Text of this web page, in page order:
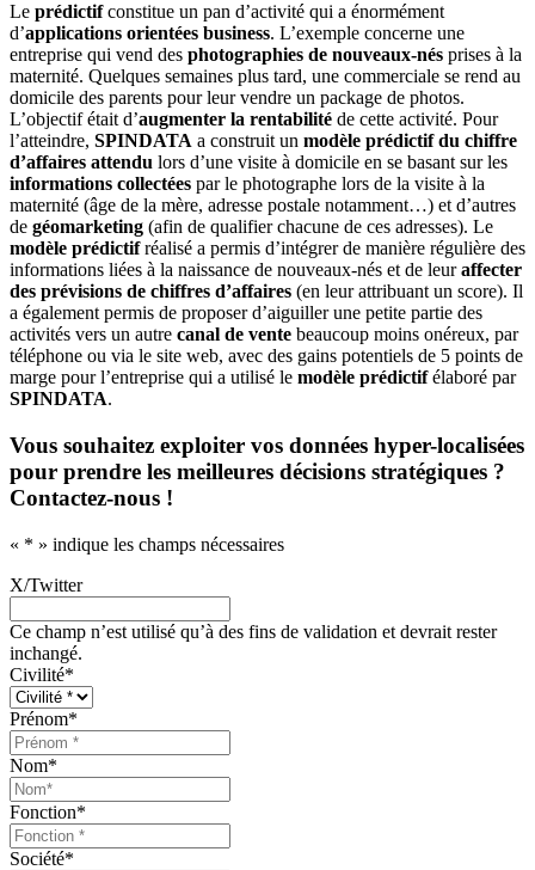
Le prédictifconstitue un pan d’activité qui a énormément
d’applications orientées business. L’exemple concerne une
entreprise qui vend des photographies de nouveaux-nés prises à la
maternité. Quelques semaines plus tard, une commerciale se rend au
domicile des parents pour leur vendre un package de photos.
L’objectif était d’augmenter la rentabilité de cette activité. Pour
l’atteindre, SPINDATA a construit un modèle prédictif du chiffre
d’affaires attendu lors d’une visite à domicile en se basant sur les
informations collectées par le photographe lors de la visite à la
maternité (âge de la mère, adresse postale notamment…) et d’autres
de géomarketing (afin de qualifier chacune de ces adresses). Le
modèle prédictifréalisé a permis d’intégrer de manière régulière des
informations liées à la naissance de nouveaux-nés et de leuraffecter
des prévisions de chiffres d’affaires (en leur attribuant un score). Il
a également permis de proposer d’aiguiller une petite partie des
activités vers un autre canal de vente beaucoup moins onéreux, par
téléphone ou via le site web, avec des gains potentiels de 5 points de
marge pour l’entreprise qui a utilisé le modèle prédictifélaboré par
SPINDATA.
Vous souhaitez exploiter vos données hyper-localisées
pour prendre les meilleures décisions stratégiques ?
Contactez-nous !
« * » indique les champs nécessaires
X/Twitter
Ce champ n’est utilisé qu’à des fins de validation et devrait rester
inchangé.
Civilité*
Prénom*
Nom*
Fonction*
Société*